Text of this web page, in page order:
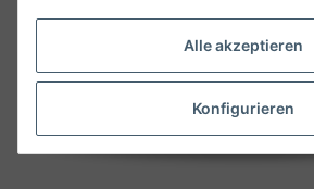
Alle akzeptieren
Konfigurieren
Vertrag widerrufen